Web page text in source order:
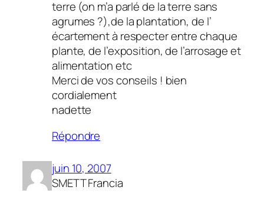
terre (on m’a parlé de la terre sans
agrumes ?),de la plantation, de l’
écartement à respecter entre chaque
plante, de l’exposition, de l’arrosage et
alimentation etc
Merci de vos conseils ! bien
cordialement
nadette
Répondre
juin 10, 2007
SMETT Francia